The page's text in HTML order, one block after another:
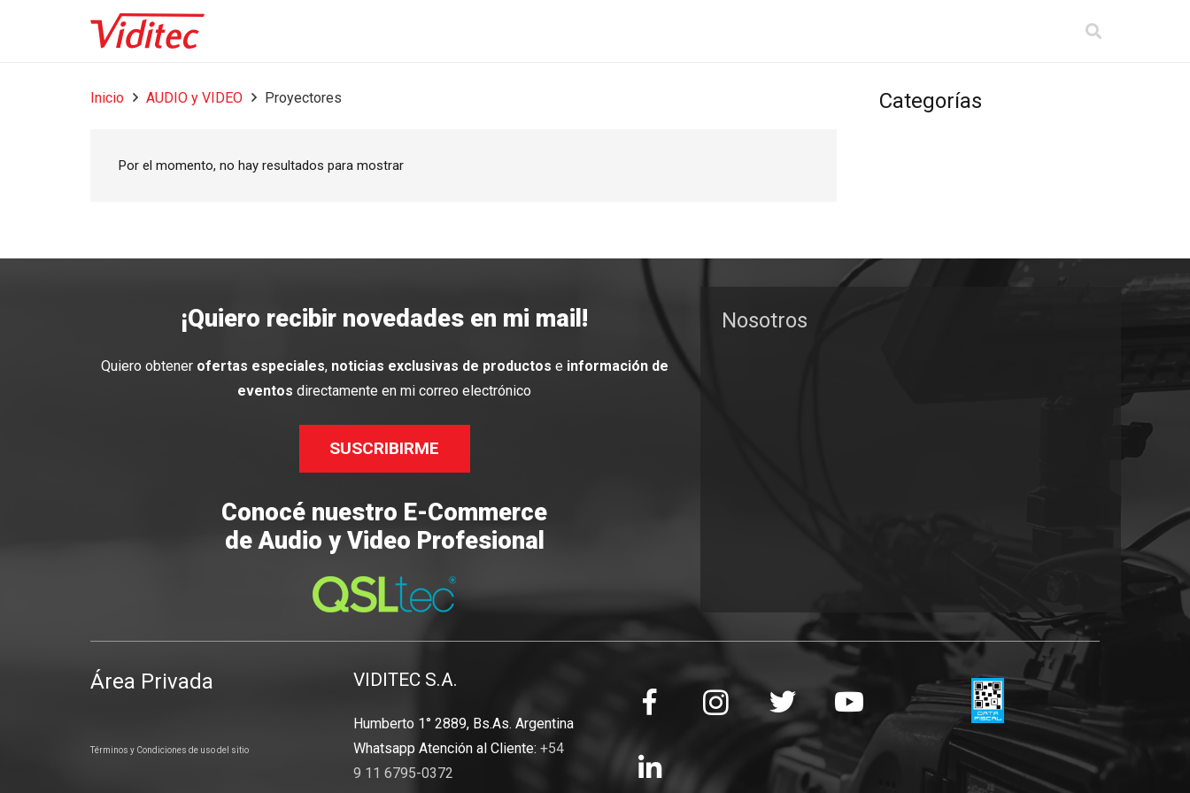
Inicio AUDIO y VIDEO Proyectores
Por el momento, no hay resultados para mostrar
Categorías
¡Quiero recibir novedades en mi mail!
Quiero obtener ofertas especiales, noticias exclusivas de productos e información de
eventos directamente en mi correo electrónico
SUSCRIBIRME
Conocé nuestro E-Commerce
de Audio y Video Profesional
Nosotros
Área Privada
Términos y Condiciones de uso del sitio
VIDITEC S.A.
Humberto 1° 2889, Bs.As. Argentina
Whatsapp Atención al Cliente: +54
9 11 6795-0372